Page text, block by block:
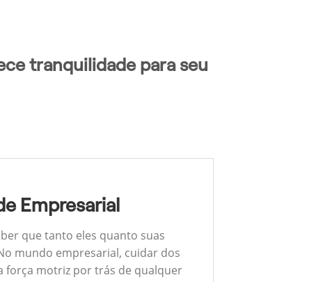
tranquilidade para seu
Empresarial
que tanto eles quanto suas
mundo empresarial, cuidar dos
força motriz por trás de qualquer